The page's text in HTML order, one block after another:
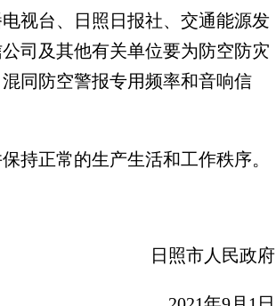
视台、日照日报社、交通能源发
司及其他有关单位要为防空防灾
同防空警报专用频率和音响信
正常的生产生活和工作秩序。
日照市人民政府